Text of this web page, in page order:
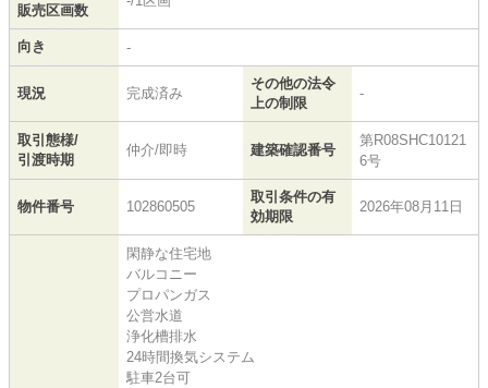
販売区画数
向き -
現況 完成済み
その他の法令
上の制限
-
取引態様/
引渡時期
仲介/即時 建築確認番号
第R08SHC10121
6号
物件番号 102860505
取引条件の有
効期限
2026年08月11日
閑静な住宅地
バルコニー
プロパンガス
公営水道
浄化槽排水
24時間換気システム
駐車2台可